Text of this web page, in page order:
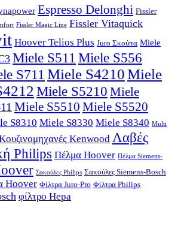
Espresso Delonghi Fissler
Fissler Magic Line Fissler Vitaquick
Hoover Telios Plus Juro Σκούπα Miele
Miele S511 Miele S556
S711 Miele S4210Miele
Miele S5210 Miele
Miele S5510 Miele S5520
S8310 Miele S8330 Miele S8340 Multi
Kenwood Λαβές
Philips Πέλμα Hoover Πέλμα Siemens-
Σακούλες Philips Σακούλες Siemens-Bosch
Hoover Φίλτρα Juro-Pro Φίλτρα Philips
φίλτρο Hepa